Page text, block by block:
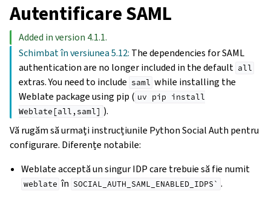
Autentificare SAML
Added in version 4.1.1.
Schimbat în versiunea 5.12: The dependencies for SAML
authentication are no longer included in the default all
extras. You need to include saml while installing the
Weblate package using pip ( uv pip install
Weblate[all,saml] ).
Vă rugăm să urmați instrucțiunile Python Social Auth pentru
configurare. Diferențe notabile:
Weblate acceptă un singur IDP care trebuie să fie numit
weblate în SOCIAL_AUTH_SAML_ENABLED_IDPS` .